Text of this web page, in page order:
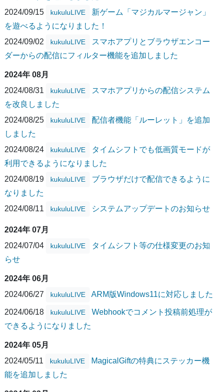
2024/09/15
kukuluLIVE
新ゲーム「マジカルマージャン」
を遊べるようになりました！
2024/09/02
kukuluLIVE
スマホアプリとブラウザエンコー
ダーからの配信にフィルター機能を追加しました
2024年 08月
2024/08/31
kukuluLIVE
スマホアプリからの配信システム
を改良しました
2024/08/25
kukuluLIVE
配信者機能「ルーレット」を追加
しました
2024/08/24
kukuluLIVE
タイムシフトでも低画質モードが
利用できるようになりました
2024/08/19
kukuluLIVE
ブラウザだけで配信できるように
なりました
2024/08/11
kukuluLIVE システムアップデートのお知らせ
2024年 07月
2024/07/04
kukuluLIVE
タイムシフト等の仕様変更のお知
らせ
2024年 06月
2024/06/27
kukuluLIVE ARM版Windows11に対応しました
2024/06/18 kukuluLIVE
Webhookでコメント投稿前処理が
できるようになりました
2024年 05月
2024/05/11
kukuluLIVE
MagicalGiftの特典にステッカー機
能を追加しました